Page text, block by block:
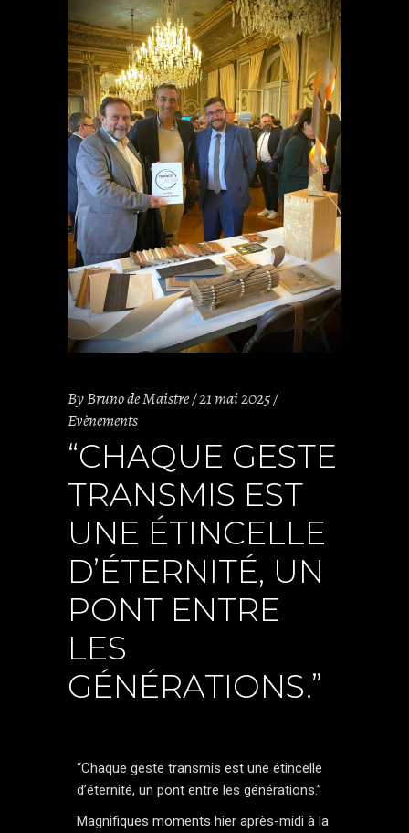
ByBruno de Maistre 21 mai 2025
Evènements
“CHAQUE GESTE
TRANSMIS EST
UNE ÉTINCELLE
D’ÉTERNITÉ, UN
PONT ENTRE
LES
GÉNÉRATIONS.”
“Chaque geste transmis est une étincelle
d’éternité, un pont entre les générations.”
Magnifiques moments hier après-midi à la